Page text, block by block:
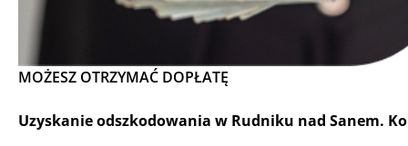
MOŻESZ OTRZYMAĆ DOPŁATĘ
Uzyskanie odszkodowania w Rudniku nad Sanem.